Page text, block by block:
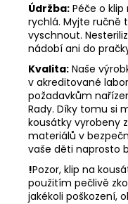
Údržba: Péče o
rychlá. Myjte ručně
vyschnout.
nádobí ani do
Kvalita: Naše
v akreditované
požadavkům
Rady. Díky tomu si
kousátky vyrobeny
materiálů v
vaše děti naprosto
!Pozor, klip na
použitím pečlivě
jakékoli poškození,